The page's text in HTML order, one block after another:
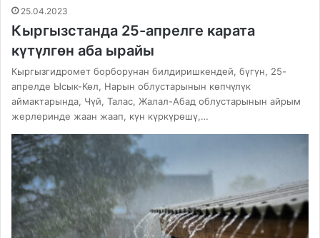
25.04.2023
Кыргызстанда 25-апрелге карата
күтүлгөн аба ырайы
Кыргызгидромет борборунан билдиришкендей, бүгүн, 25-
апрелде Ысык-Көл, Нарын облустарынын көпчүлүк
аймактарында, Чүй, Талас, Жалал-Абад облустарынын айрым
жерлеринде жаан жаап, күн күркүрөшү,…